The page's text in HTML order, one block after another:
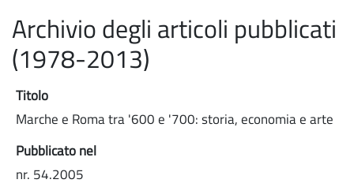
Archivio degli articoli pubblicati
(1978-2013)
Titolo
Marche e Roma tra '600 e '700: storia, economia e arte
Pubblicato nel
nr. 54.2005